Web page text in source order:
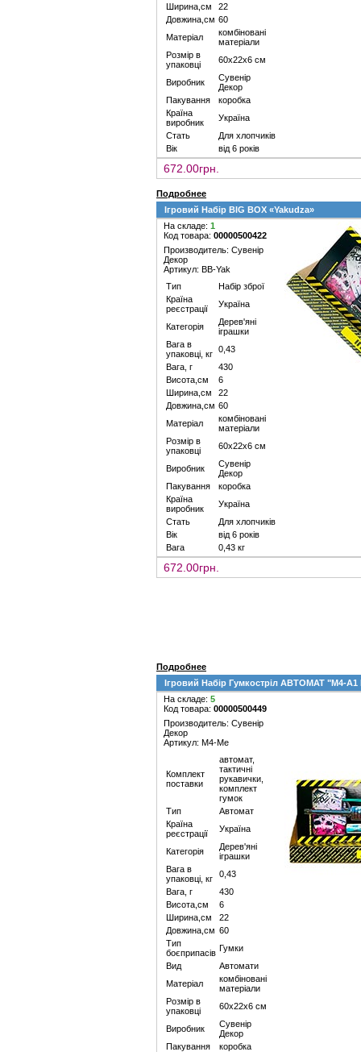
Ширина,см
22
Довжина,см 60
Матеріал
комбіновані
матеріали
Розмір в
упаковці
60х22х6 см
Виробник
Сувенір
Декор
Пакування
коробка
Країна
виробник
Україна
Стать
Для хлопчиків
Вік
від 6 років
672.00грн.
Подробнее
Ігровий Набір BIG BOX «Yakudza»
На складе: 1
Код товара: 00000500422
Производитель: Сувенір
Декор
Артикул: BB-Yak
Тип
Набір зброї
Країна
реєстрації
Україна
Категорія
Дерев'яні
іграшки
Вага в
упаковці, кг 0,43
Вага, г
430
Висота,см
6
Ширина,см
22
Довжина,см 60
Матеріал
комбіновані
матеріали
Розмір в
упаковці
60х22х6 см
Виробник
Сувенір
Декор
Пакування
коробка
Країна
виробник
Україна
Стать
Для хлопчиків
Вік
від 6 років
Вага
0,43 кг
672.00грн.
Подробнее
Ігровий Набір Гумкостріл АВТОМАТ "M4-A1
На складе: 5
Код товара: 00000500449
Производитель: Сувенір
Декор
Артикул: M4-Me
Комплект
поставки
автомат,
тактичні
рукавички,
комплект
гумок
Тип
Автомат
Країна
реєстрації
Україна
Категорія
Дерев'яні
іграшки
Вага в
упаковці, кг
0,43
Вага, г
430
Висота,см
6
Ширина,см
22
Довжина,см 60
Тип
боєприпасів Гумки
Вид
Автомати
Матеріал
комбіновані
матеріали
Розмір в
упаковці
60х22х6 см
Виробник
Сувенір
Декор
Пакування
коробка